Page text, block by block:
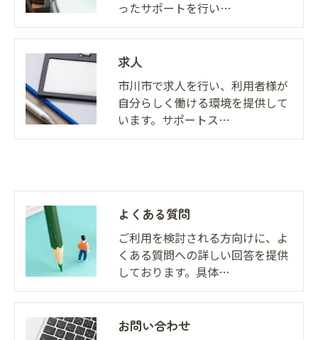
ったサポートを行い…
求人
市川市で求人を行い、利用者様が
自分らしく働ける環境を提供して
います。サポートス…
よくある質問
ご利用を検討される方向けに、よ
くある質問への詳しい回答を提供
しております。具体…
お問い合わせ